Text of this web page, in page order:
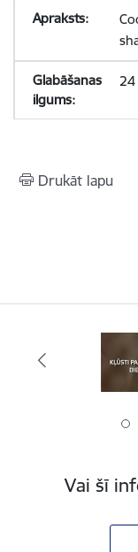
24
Drukāt lapu
Vai šī